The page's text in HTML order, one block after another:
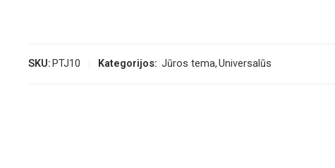
SKU: PTJ10 Kategorijos: Jūros tema,Universalūs